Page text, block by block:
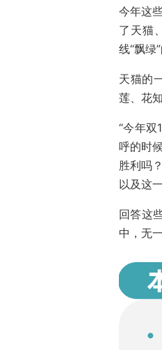
今年这
了天猫
线“飘绿
天猫的
莲、花
“今年双
呼的时
胜利吗
以及这
回答这
中，无